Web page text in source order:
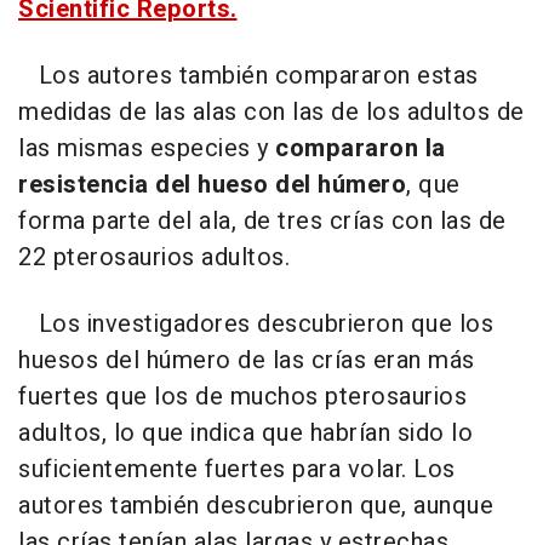
Scientific Reports.
Los autores también compararon estas
medidas de las alas con las de los adultos de
las mismas especies y compararon la
resistencia del hueso del húmero, que
forma parte del ala, de tres crías con las de
22 pterosaurios adultos.
Los investigadores descubrieron que los
huesos del húmero de las crías eran más
fuertes que los de muchos pterosaurios
adultos, lo que indica que habrían sido lo
suficientemente fuertes para volar. Los
autores también descubrieron que, aunque